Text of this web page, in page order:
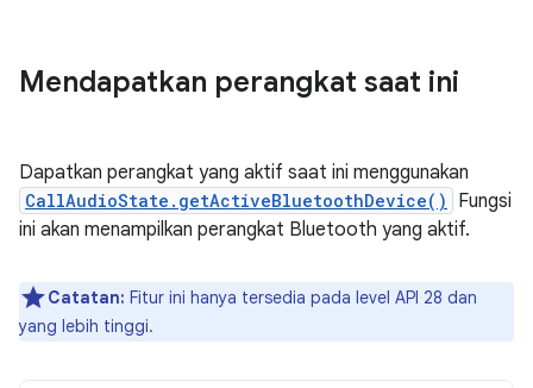
Mendapatkan perangkat saat ini
Dapatkan perangkat yang aktif saat ini menggunakan
CallAudioState.getActiveBluetoothDevice()
Fungsi
ini akan menampilkan perangkat Bluetooth yang aktif.
Catatan: Fitur ini hanya tersedia pada level API 28 dan
yang lebih tinggi.